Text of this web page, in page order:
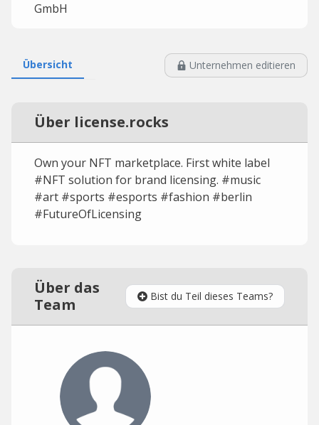
GmbH
Übersicht Unternehmen editieren
Über license.rocks
Own your NFT marketplace. First white label
#NFT solution for brand licensing. #music
#art #sports #esports #fashion #berlin
#FutureOfLicensing
Über das
Team
Bist du Teil dieses Teams?